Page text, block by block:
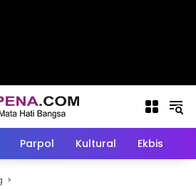
Parpol Kultural Ekbis